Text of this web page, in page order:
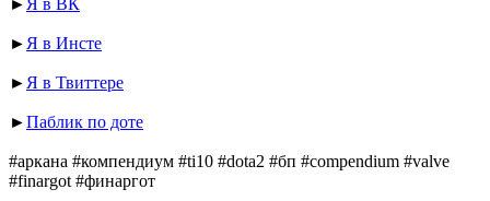
► Я в Инсте
► Я в Твиттере
►Паблик по доте
#аркана #компендиум #ti10 #dota2 #бп #compendium #valve
#finargot #финаргот